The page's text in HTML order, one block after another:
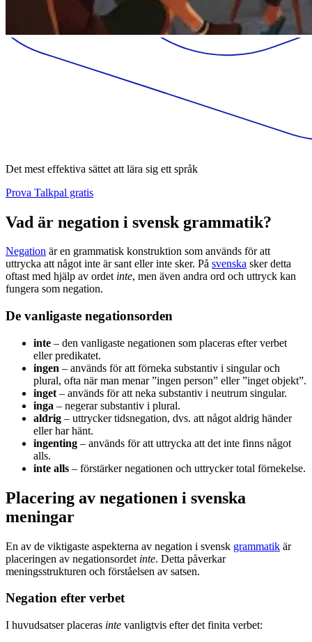
Det mest effektiva sättet att lära sig ett språk
Prova Talkpal gratis
Vad är negation i svensk grammatik?
Negation är en grammatisk konstruktion som används för att
uttrycka att något inte är sant eller inte sker. På svenska sker detta
oftast med hjälp av ordet inte, men även andra ord och uttryck kan
fungera som negation.
De vanligaste negationsorden
inte – den vanligaste negationen som placeras efter verbet
eller predikatet.
ingen – används för att förneka substantiv i singular och
plural, ofta när man menar ”ingen person” eller ”inget objekt”.
inget – används för att neka substantiv i neutrum singular.
inga – negerar substantiv i plural.
aldrig – uttrycker tidsnegation, dvs. att något aldrig händer
eller har hänt.
ingenting – används för att uttrycka att det inte finns något
alls.
inte alls – förstärker negationen och uttrycker total förnekelse.
Placering av negationen i svenska
meningar
En av de viktigaste aspekterna av negation i svensk grammatik är
placeringen av negationsordet inte. Detta påverkar
meningsstrukturen och förståelsen av satsen.
Negation efter verbet
I huvudsatser placeras inte vanligtvis efter det finita verbet: